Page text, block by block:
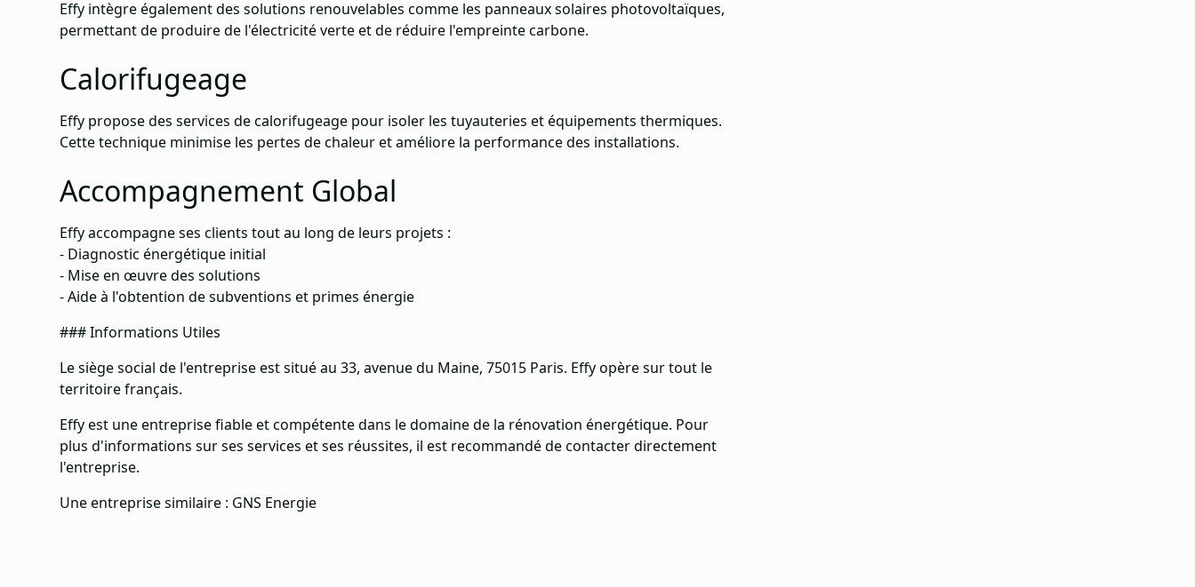
Effy intègre également des solutions renouvelables comme les panneaux solaires photovoltaïques,
permettant de produire de l'électricité verte et de réduire l'empreinte carbone.
Calorifugeage
Effy propose des services de calorifugeage pour isoler les tuyauteries et équipements thermiques.
Cette technique minimise les pertes de chaleur et améliore la performance des installations.
Accompagnement Global
Effy accompagne ses clients tout au long de leurs projets :
- Diagnostic énergétique initial
- Mise en œuvre des solutions
- Aide à l'obtention de subventions et primes énergie
### Informations Utiles
Le siège social de l'entreprise est situé au 33, avenue du Maine, 75015 Paris. Effy opère sur tout le
territoire français.
Effy est une entreprise fiable et compétente dans le domaine de la rénovation énergétique. Pour
plus d'informations sur ses services et ses réussites, il est recommandé de contacter directement
l'entreprise.
Une entreprise similaire : GNS Energie